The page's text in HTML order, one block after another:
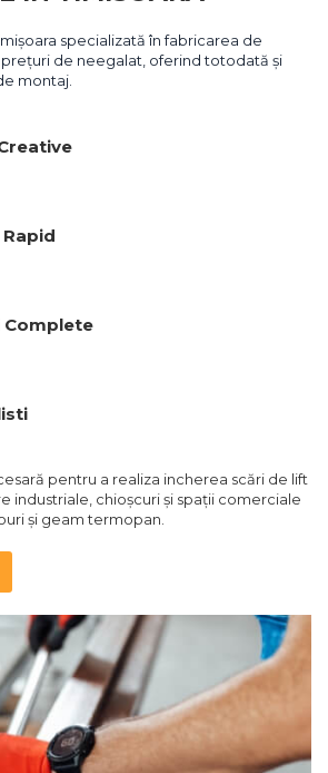
specializată în fabricarea de
de neegalat, oferind totodată și
montaj.
Complete
pentru a realiza incherea scări de lift
industriale, chioșcuri și spații comerciale
și geam termopan.